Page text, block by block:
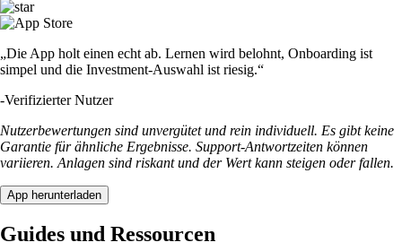
„Die App holt einen echt ab. Lernen wird belohnt, Onboarding ist
simpel und die Investment-Auswahl ist riesig.“
-Verifizierter Nutzer
Nutzerbewertungen sind unvergütet und rein individuell. Es gibt keine
Garantie für ähnliche Ergebnisse. Support-Antwortzeiten können
variieren. Anlagen sind riskant und der Wert kann steigen oder fallen.
App herunterladen
Guides und Ressourcen